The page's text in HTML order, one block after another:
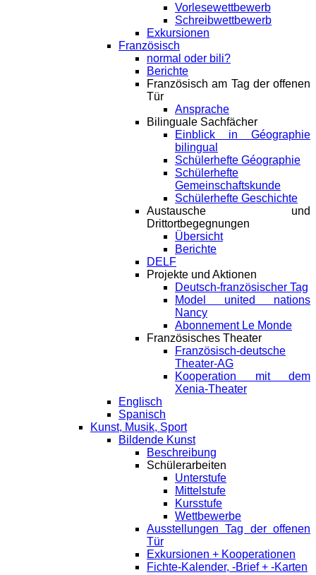
Vorlesewettbewerb
Schreibwettbewerb
Exkursionen
Französisch
normal oder bili?
Berichte
Französisch am Tag der offenen
Tür
Ansprache
Bilinguale Sachfächer
Einblick in Géographie
bilingual
Schülerhefte Géographie
Schülerhefte
Gemeinschaftskunde
Schülerhefte Geschichte
Austausche und
Drittortbegegnungen
Übersicht
Berichte
DELF
Projekte und Aktionen
Deutsch-französischer Tag
Model united nations
Nancy
Abonnement Le Monde
Französisches Theater
Französisch-deutsche
Theater-AG
Kooperation mit dem
Xenia-Theater
Englisch
Spanisch
Kunst, Musik, Sport
Bildende Kunst
Beschreibung
Schülerarbeiten
Unterstufe
Mittelstufe
Kursstufe
Wettbewerbe
Ausstellungen Tag der offenen
Tür
Exkursionen + Kooperationen
Fichte-Kalender, -Brief + -Karten